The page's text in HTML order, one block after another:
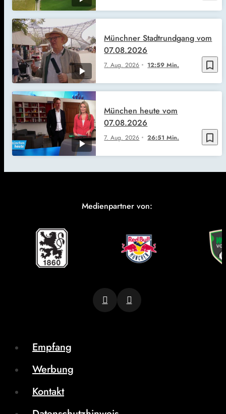
bookmark_border
7. Aug. 2026 12:59 Min.
Münchner Stadtrundgang vom
07.08.2026
bookmark_border
7. Aug. 2026 26:51 Min.
München heute vom
07.08.2026
Medienpartner von:
Empfang
Werbung
Kontakt